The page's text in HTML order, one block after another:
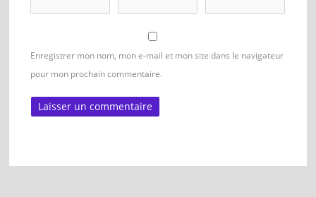
Enregistrer mon nom, mon e-mail et mon site dans le navigateur
pour mon prochain commentaire.